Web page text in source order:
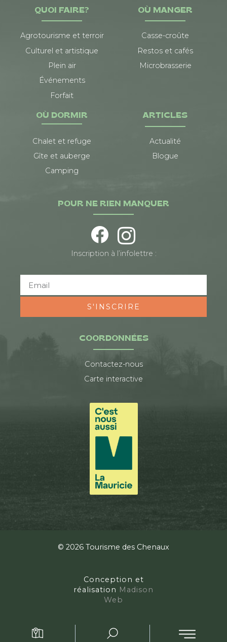
QUOI FAIRE?
Agrotourisme et terroir
Culturel et artistique
Plein air
Événements
Forfait
OÙ MANGER
Casse-croûte
Restos et cafés
Microbrasserie
OÙ DORMIR
Chalet et refuge
Gîte et auberge
Camping
ARTICLES
Actualité
Blogue
COORDONNÉES
Contactez-nous
Carte interactive
POUR NE RIEN MANQUER
Inscription à l’infolettre :
S'INSCRIRE
© 2026 Tourisme des Chenaux
Conception et
réalisation Madison
Web